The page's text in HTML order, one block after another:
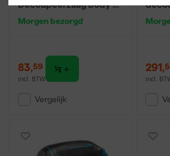
Decoupeerzaag body -
Morgen bezorgd
83,59
incl. BTW
Vergelijk
291,
incl.